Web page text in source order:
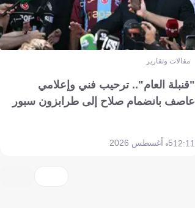
مقالات وتقارير
"قنبلة العام".. ترحيب فني وإعلامي
عاصف بانضمام صلاح إلى طرابزون سبور
12:115 أغسطس 2026